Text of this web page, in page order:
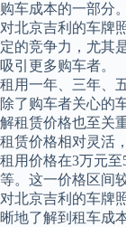
购车成本的一部分。
对北京吉利的车牌
定的竞争力，尤其
吸引更多购车者。
租用一年、三年、
除了购车者关心的
解租赁价格也至关
租赁价格相对灵活
租用价格在3万元
等。这一价格区间
对北京吉利的车牌
晰地了解到租车成